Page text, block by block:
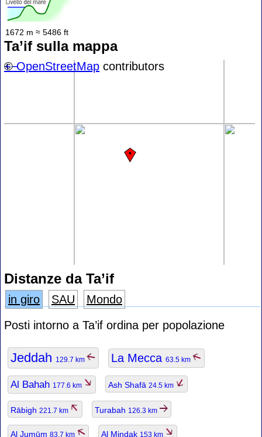
1672 m ≈ 5486 ft
Ta’if sulla mappa
+−
©OpenStreetMap contributors
Distanze da Ta’if
in giro SAU
Mondo
Posti intorno a Ta’if ordina per popolazione
Jeddah 129.7 km La Mecca 63.5 km
Al Bahah 177.6 km Ash Shafā 24.5 km
Rābigh 221.7 km Turabah 126.3 km
Al Jumūm 83.7 km Al Mindak 153 km